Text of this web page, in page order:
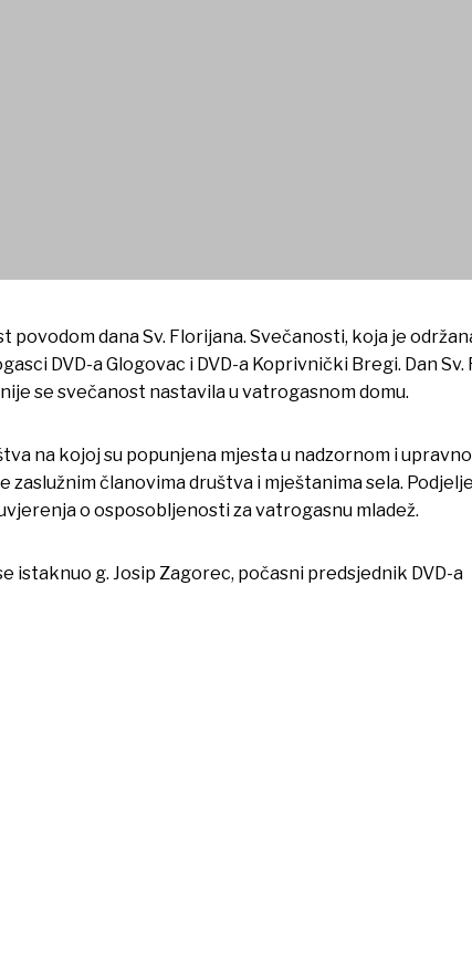
povodom dana Sv. Florijana. Svečanosti, koja je
DVD-a Glogovac i DVD-a Koprivnički Bregi. Dan Sv.
se svečanost nastavila u vatrogasnom domu.
na kojoj su popunjena mjesta u nadzornom i
članovima društva i mještanima sela.
o osposobljenosti za vatrogasnu mladež.
istaknuo g. Josip Zagorec, počasni predsjednik DVD-a